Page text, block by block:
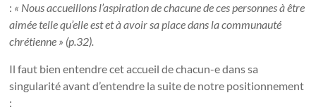
: « Nous accueillons l’aspiration de chacune de ces personnes à être
aimée telle qu’elle est et à avoir sa place dans la communauté
chrétienne » (p.32).
Il faut bien entendre cet accueil de chacun-e dans sa
singularité avant d’entendre la suite de notre positionnement
: